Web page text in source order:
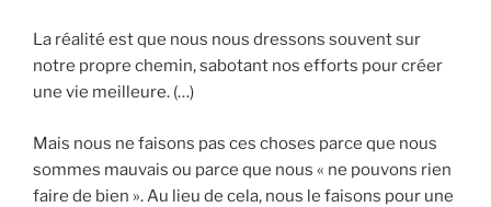
La réalité est que nous nous dressons souvent sur
notre propre chemin, sabotant nos efforts pour créer
une vie meilleure. (…)
Mais nous ne faisons pas ces choses parce que nous
sommes mauvais ou parce que nous « ne pouvons rien
faire de bien ». Au lieu de cela, nous le faisons pour une